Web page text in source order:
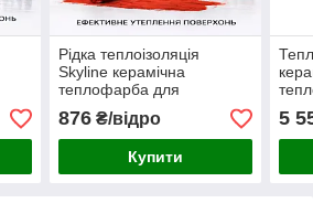
та
Рідка теплоізоляція
Skyline керамічна
теплофарба для
утеплення стін, фасадів,
покрівлі та трубопроводів
Червона 3 л
876₴/відро
Купити
20 л
5